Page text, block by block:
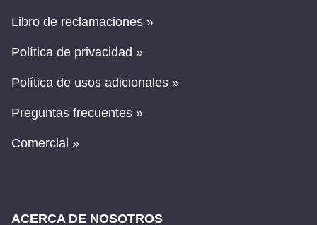
Libro de reclamaciones »
Política de privacidad »
Política de usos adicionales »
Preguntas frecuentes »
Comercial »
ACERCA DE NOSOTROS